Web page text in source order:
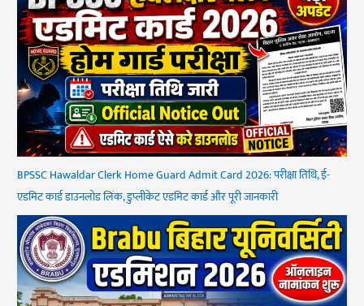
BPSSC Hawaldar Clerk Home Guard Admit Card 2026: परीक्षा तिथि, ई-
एडमिट कार्ड डाउनलोड लिंक, डुप्लीकेट एडमिट कार्ड और पूरी जानकारी